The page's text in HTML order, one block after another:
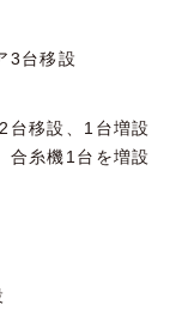
3台移設
台移設、1台増設
合糸機1台を増設